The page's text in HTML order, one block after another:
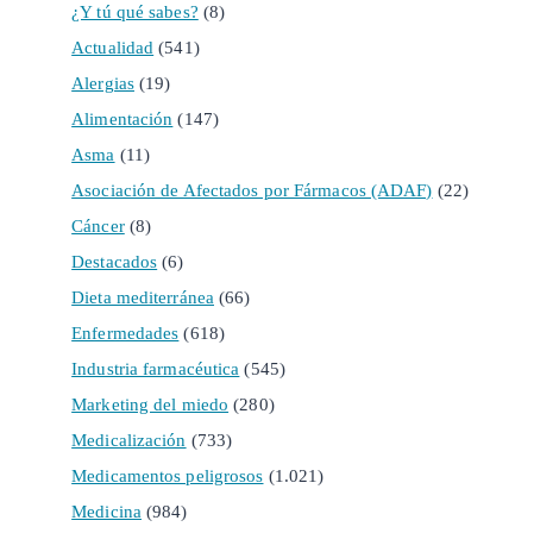
¿Y tú qué sabes? (8)
Actualidad (541)
Alergias(19)
Alimentación (147)
Asma (11)
Asociación de Afectados por Fármacos (ADAF) (22)
Cáncer(8)
Destacados (6)
Dieta mediterránea (66)
Enfermedades (618)
Industria farmacéutica (545)
Marketing del miedo (280)
Medicalización (733)
Medicamentos peligrosos (1.021)
Medicina (984)